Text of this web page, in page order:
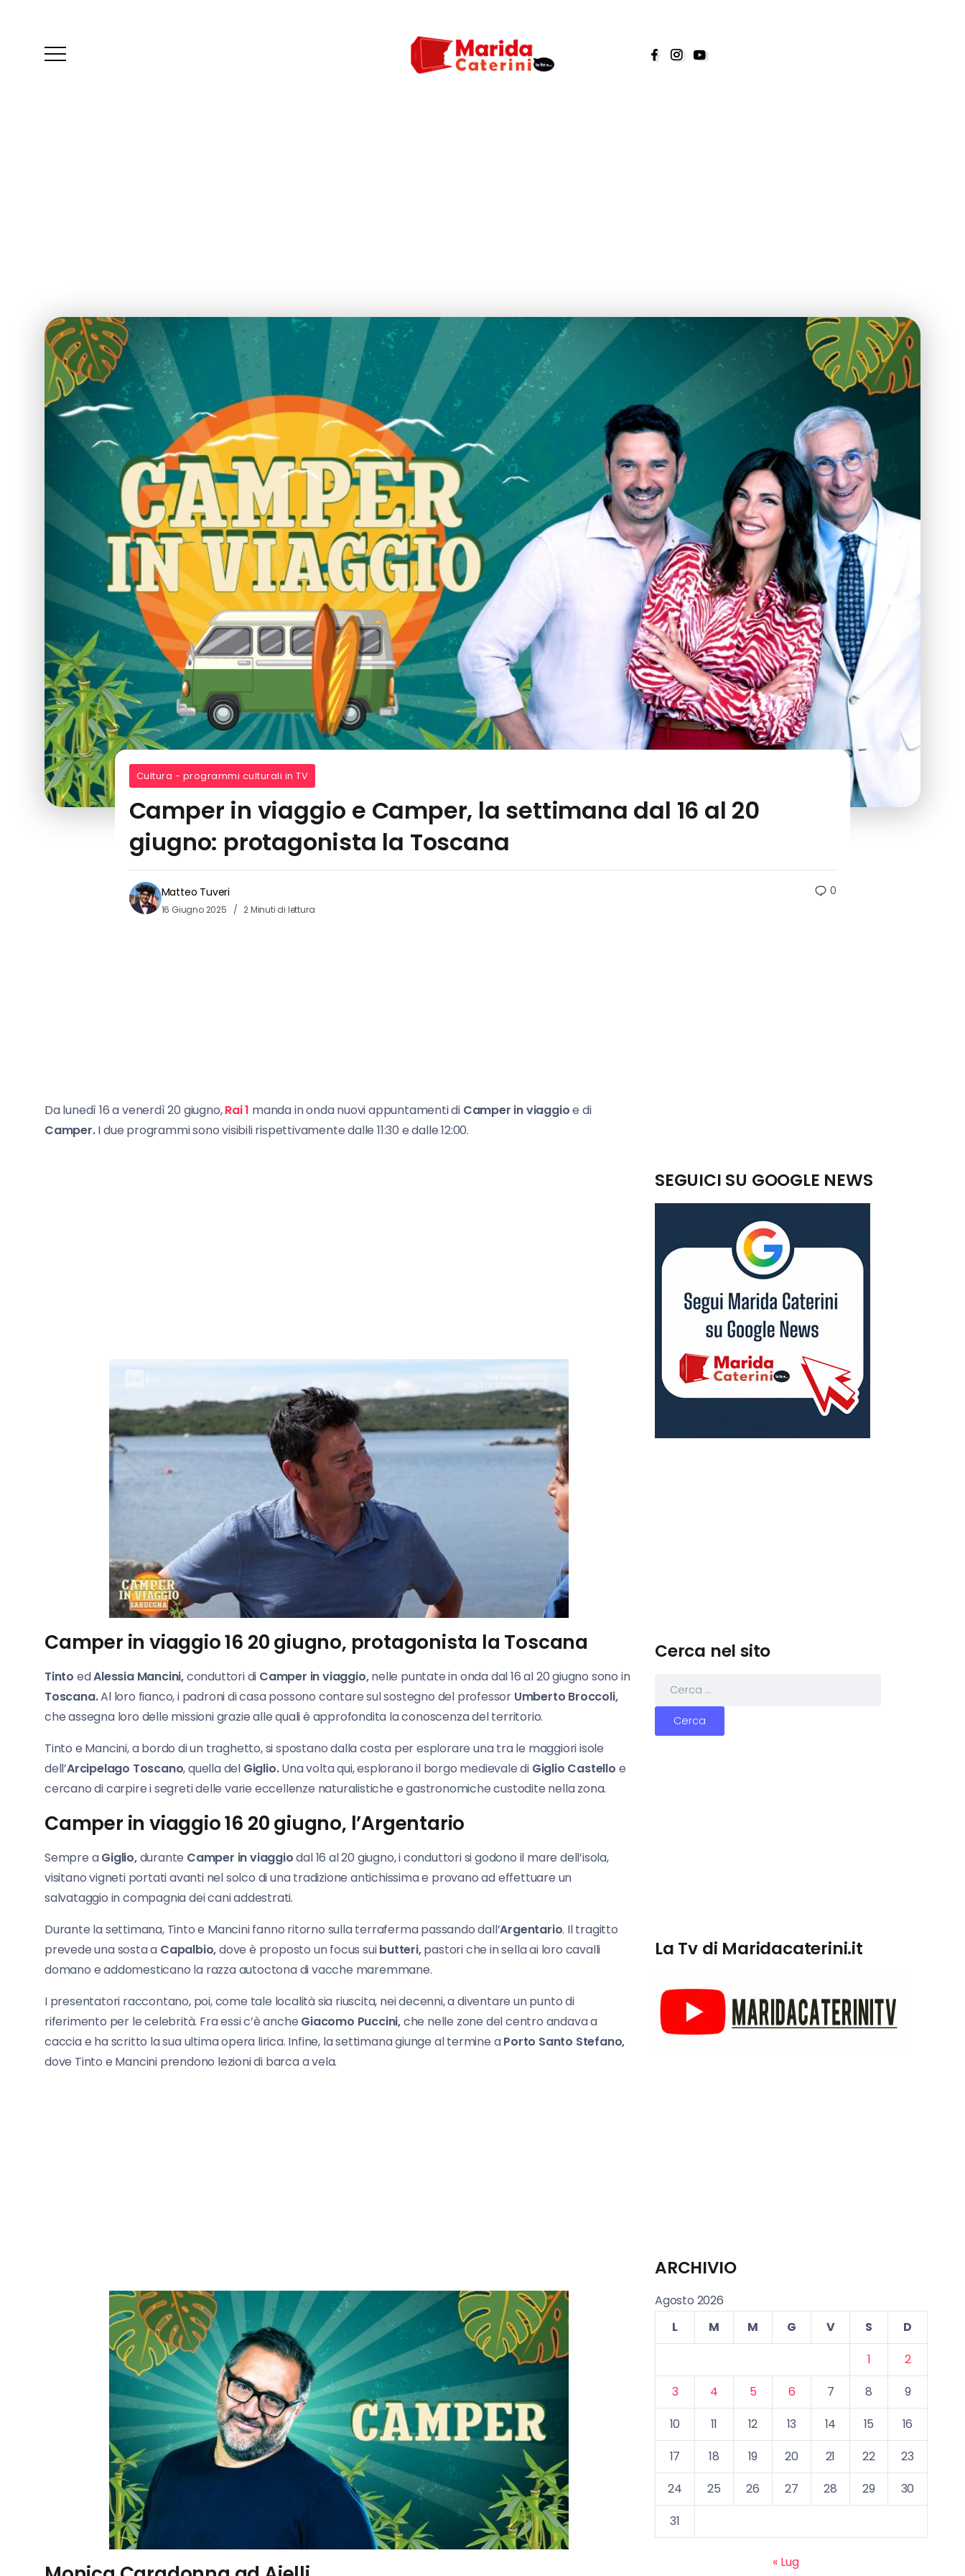
Cultura - programmi culturali in TV
Camper in viaggio e Camper, la settimana dal 16 al 20
giugno: protagonista la Toscana
Matteo Tuveri
16 Giugno 2025 2 Minuti di lettura
0
Da lunedì 16 a venerdì 20 giugno,Rai 1 manda in onda nuovi appuntamenti di Camper in viaggioe di
Camper.I due programmi sono visibili rispettivamente dalle 11:30 e dalle 12:00.
Camper in viaggio 16 20 giugno, protagonista la Toscana
Tinto edAlessia Mancini,conduttori di Camper in viaggio,nelle puntate in onda dal 16 al 20 giugno sono in
Toscana.Al loro fianco, i padroni di casa possono contare sul sostegno del professor Umberto Broccoli,
che assegna loro delle missioni grazie alle quali è approfondita la conoscenza del territorio.
Tinto e Mancini, a bordo di un traghetto, si spostano dalla costa per esplorare una tra le maggiori isole
dell’Arcipelago Toscano, quella del Giglio.Una volta qui, esplorano il borgo medievale di Giglio Castello e
cercano di carpire i segreti delle varie eccellenze naturalistiche e gastronomiche custodite nella zona.
Camper in viaggio 16 20 giugno, l’Argentario
Sempre aGiglio,durante Camper in viaggiodal 16 al 20 giugno, i conduttori si godono il mare dell’isola,
visitano vigneti portati avanti nel solco di una tradizione antichissima e provano ad effettuare un
salvataggio in compagnia dei cani addestrati.
Durante la settimana, Tinto e Mancini fanno ritorno sulla terraferma passando dall’Argentario. Il tragitto
prevede una sosta a Capalbio,dove è proposto un focus suibutteri,pastori che in sella ai loro cavalli
domano e addomesticano la razza autoctona di vacche maremmane.
I presentatori raccontano, poi, come tale località sia riuscita, nei decenni, a diventare un punto di
riferimento per le celebrità. Fra essi c’è anche Giacomo Puccini,che nelle zone del centro andava a
caccia e ha scritto la sua ultima opera lirica. Infine, la settimana giunge al termine aPorto Santo Stefano,
dove Tinto e Mancini prendono lezioni di barca a vela.
SEGUICI SU GOOGLE NEWS
Cerca nel sito
La Tv di Maridacaterini.it
ARCHIVIO
Agosto 2026
L
M M G V S
D
1
2
3
4 5 6 7 8
9
10
11 12 13 14 15
16
17
18 19 20 21 22
23
24
25 26 27 28 29
30
31
« Lug